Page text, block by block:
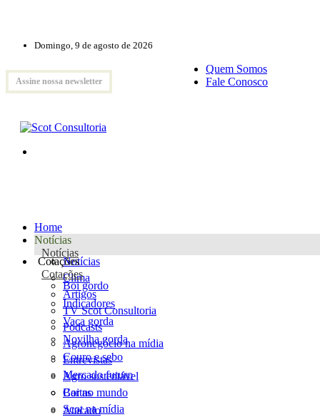
Domingo, 9 de agosto de 2026
Assine nossa newsletter
Quem Somos
Fale Conosco
Home
Notícias
Notícias
Notícias
Clima
Artigos
TV Scot Consultoria
Podcasts
Agronegócio na mídia
Entrevistas
Agro sustentável
Cartas
Scot na mídia
Cotações
Cotações
Boi gordo
Indicadores
Vaca gorda
Novilha gorda
Couro e sebo
Mercado futuro
Boi no mundo
Atacado